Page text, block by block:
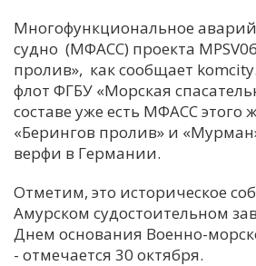
Многофункциональное
судно (МФАСС) проекта
пролив», как сообщает
флот ФГБУ «Морская
составе уже есть МФАСС этого
«Берингов пролив» и
верфи в Германии.
Отметим, это историческое
Амурском судостоительном
Днем основания Военно-
- отмечается 30 октября.